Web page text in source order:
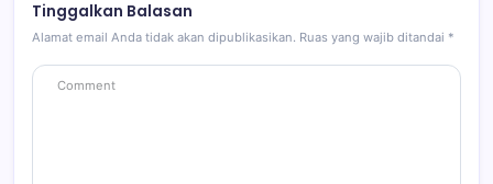
Tinggalkan Balasan
Alamat email Anda tidak akan dipublikasikan. Ruas yang wajib ditandai *